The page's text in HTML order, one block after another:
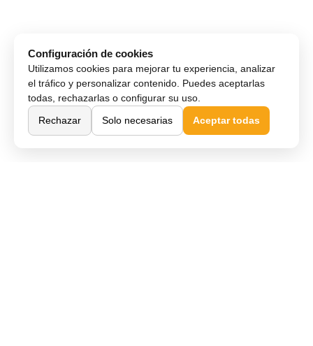
Configuración de cookies
Utilizamos cookies para mejorar tu experiencia, analizar
el tráfico y personalizar contenido. Puedes aceptarlas
todas, rechazarlas o configurar su uso.
Rechazar
Solo necesarias Aceptar todas